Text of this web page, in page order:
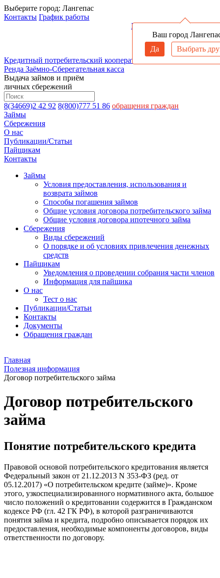
Выберите город: Лангепас
Ваш город
Да
Выбрать
Контакты График работы
Войти в личный кабинет
Кредитный потребительский кооператив
Ренда Заёмно-Сберегательная касса
Выдача займов и приём
личных сбережений
8(34669)2 42 92 8(800)777 51 86 обращения граждан
Займы
Сбережения
О нас
Публикации/Статьи
Пайщикам
Контакты
Займы
Условия предоставления, использования и
возврата займов
Способы погашения займов
Общие условия договора потребительского займа
Общие условия договора ипотечного займа
Сбережения
Виды сбережений
О порядке и об условиях привлечения денежных
средств
Пайщикам
Уведомления о проведении собрания части членов
Информация для пайщика
О нас
Тест о нас
Публикации/Статьи
Контакты
Документы
Обращения граждан
Главная
Полезная информация
Договор потребительского займа
Договор потребительского
займа
Понятие потребительского кредита
Правовой основой потребительского кредитования является
Федеральный закон от 21.12.2013 N 353-ФЗ (ред. от
05.12.2017) «О потребительском кредите (займе)». Кроме
этого, узкоспециализированного нормативного акта, большое
число положений о кредитовании содержится в Гражданском
кодексе РФ (гл. 42 ГК РФ), в которой разграничиваются
понятия займа и кредита, подробно описывается порядок их
предоставления, необходимые компоненты договоров, виды
ответственности по договору.